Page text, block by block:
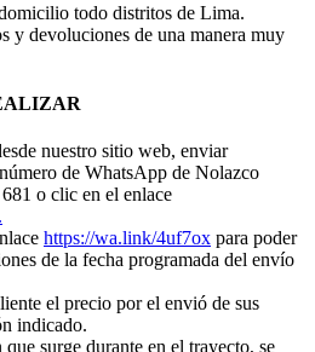
todo distritos de Lima.
y devoluciones de una manera muy
nuestro sitio web, enviar
de WhatsApp de Nolazco
o clic en el enlace
https://wa.link/4uf7ox para poder
de la fecha programada del envío
el precio por el envió de sus
indicado.
surge durante en el trayecto, se